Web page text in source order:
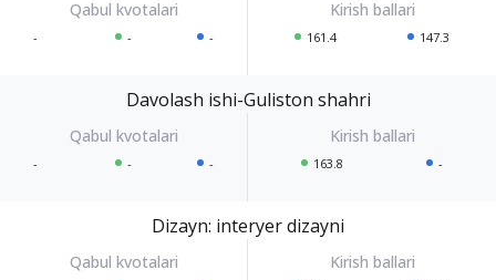
- - - 161.4 147.3
Davolash ishi-Guliston shahri
- - - 163.8 -
Dizayn: interyer dizayni